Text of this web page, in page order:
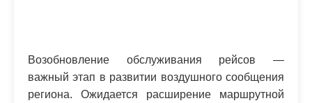
Возобновление обслуживания рейсов —
важный этап в развитии воздушного сообщения
региона. Ожидается расширение маршрутной